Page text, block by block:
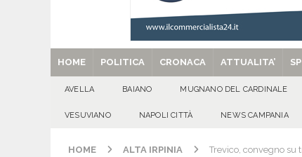
HOME POLITICA CRONACA ATTUALITA’
AVELLA BAIANO MUGNANO DEL CARDINALE
VESUVIANO NAPOLI CITTÀ NEWS CAMPANIA
HOME ALTA IRPINIA Trevico, convegno su